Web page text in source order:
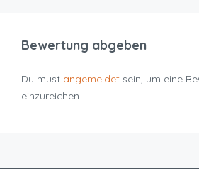
Bewertung abgeben
Du must angemeldet sein, um eine
einzureichen.